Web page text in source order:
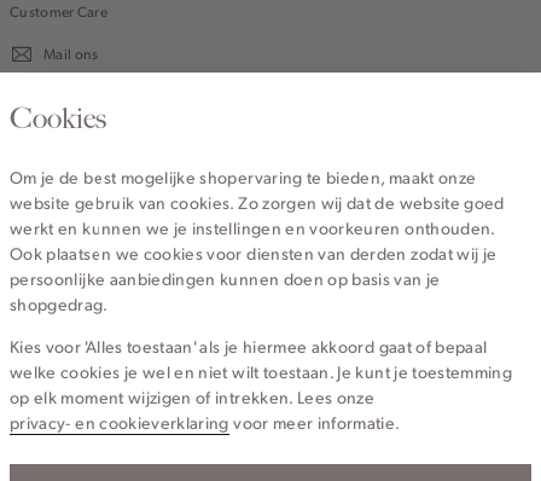
Customer Care
Mail ons
020 - 3412 670
Service
Wij zijn Cotton Club
Topcategorieën voor jou
Cookies
Om je de best mogelijke shopervaring te bieden, maakt onze
website gebruik van cookies. Zo zorgen wij dat de website goed
werkt en kunnen we je instellingen en voorkeuren onthouden.
Ook plaatsen we cookies voor diensten van derden zodat wij je
persoonlijke aanbiedingen kunnen doen op basis van je
shopgedrag.
Kies voor 'Alles toestaan' als je hiermee akkoord gaat of bepaal
welke cookies je wel en niet wilt toestaan. Je kunt je toestemming
op elk moment wijzigen of intrekken. Lees onze
privacy- en cookieverklaring voor meer informatie.